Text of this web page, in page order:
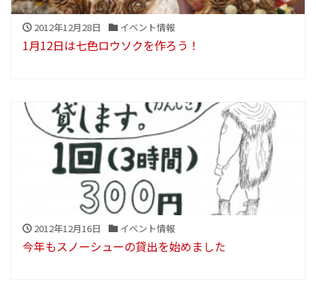
2012年12月28日 イベント情報
1月12日は七色ロウソクを作ろう！
2012年12月16日 イベント情報
今年もスノーシューの貸出を始めました